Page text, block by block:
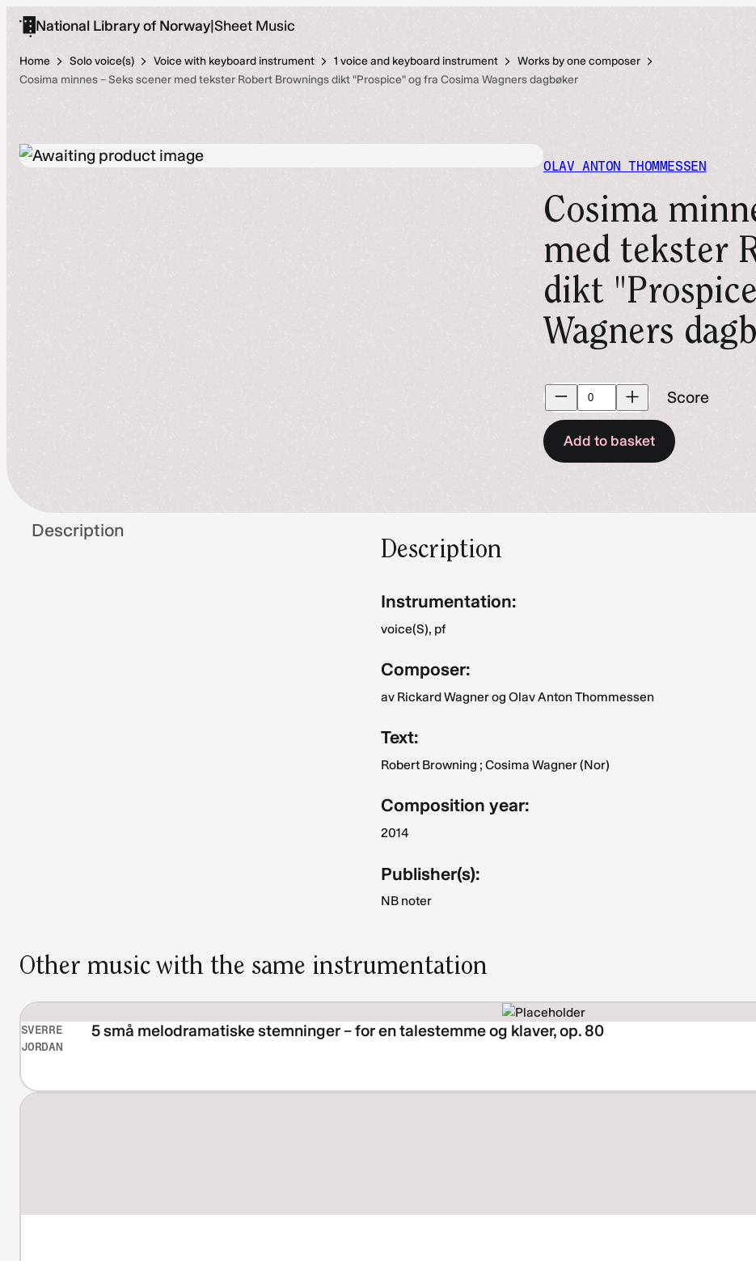
Skip
content
National Library of Norway|Sheet Music
Home Solo voice(s) Voice with keyboard instrument 1 voice and keyboard instrument
Works by one composer
Cosima minnes – Seks scener med tekster Robert Brownings dikt "Prospice" og fra Cosima Wagners dagbøker
OLAV ANTON THOMMESSEN
Cosima
med tekster
dikt
Wagners
Score
quantity
Score
Add to basket
Description
Description
Instrumentation:
voice(S), pf
Composer:
av Rickard Wagner og Olav Anton Thommessen
Text:
Robert Browning ; Cosima Wagner (Nor)
Composition year:
2014
Publisher(s):
NB noter
Other music with the same instrumentation
SVERRE
JORDAN
5 små melodramatiske stemninger – for en talestemme og klaver, op. 80